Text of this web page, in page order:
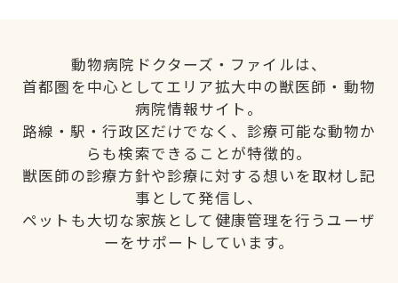
動物病院ドクターズ・ファイルは、
首都圏を中心としてエリア拡大中の獣医師・動物
病院情報サイト。
路線・駅・行政区だけでなく、診療可能な動物か
らも検索できることが特徴的。
獣医師の診療方針や診療に対する想いを取材し記
事として発信し、
ペットも大切な家族として健康管理を行うユーザ
ーをサポートしています。